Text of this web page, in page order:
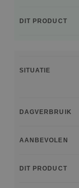
DIT PRODUCT
SITUATIE
DAGVERBRUIK
AANBEVOLEN
DIT PRODUCT